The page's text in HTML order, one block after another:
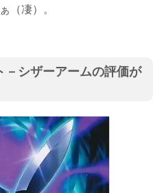
（凄）。
－シザーアームの評価が